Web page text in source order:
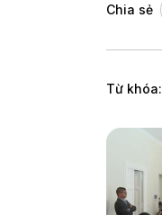
Chia sẻ
Từ khóa: